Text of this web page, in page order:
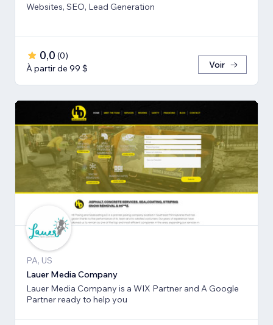
Websites, SEO, Lead Generation
0,0 (0)
À partir de 99 $
Voir
PA, US
Lauer Media Company
Lauer Media Company is a WIX Partner and A Google
Partner ready to help you